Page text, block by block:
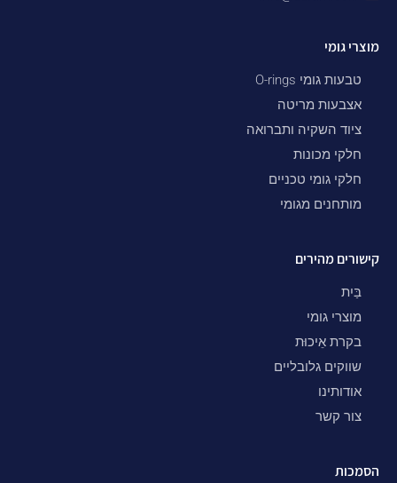
מוצרי גומי
טבעות גומי O-rings
אצבעות מריטה
ציוד השקיה ותברואה
חלקי מכונות
חלקי גומי טכניים
מותחנים מגומי
קישורים מהירים
בַּיִת
מוצרי גומי
בקרת אֵיכוּת
שווקים גלובליים
אודותינו
צור קשר
הסמכות